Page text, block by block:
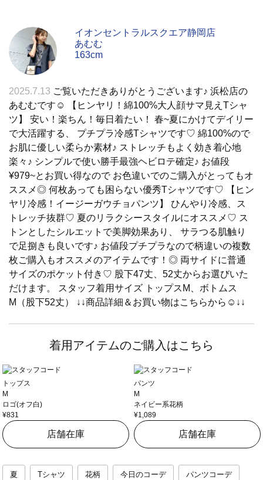
イオンセントラルスクエア静岡店
あむむ
163cm
2025.7.13 ご覧いただきありがとうございます♪ 浜松店の
あむむです☺︎︎ 【ヒンヤリ！綿100%大人顔サマ見えTシャ
ツ】 安い！楽ちん！毎日着たい！ 春~夏にかけてデイリー
で大活躍する、 プチプラ冷感Tシャツです♡ 綿100%ので
お肌に優しい柔らか素材♪ ストレッチもよく効き着心地
楽々♪ シンプルで使い勝手最強ヘビロテ確定♪ お値段
¥979~とお買い得なので お色違いでのご購入がとってもオ
ススメ◎ 何枚あっても困らない優秀Tシャツです♡ 【ヒン
ヤリ冷感！イージーガウチョパンツ】 ひんやり冷感、ス
トレッチ抜群♡ 夏のリラクシースタイルにオススメ♡ ス
トンとしたシルエットで美脚効果あり、 サラつる肌触り
で足捌きも良いです♪ お値段プチプラなので柄違いの複数
枚ご購入もオススメのアイテムです！◎ 両サイドに普通
サイズのポケット付き♡ 股下47丈、52丈からお選びいた
だけます。 スタッフ着用サイズ トップスM、ボトムス
M（股下52丈） ↓↓商品詳細＆お買い物はこちらから☺︎︎↓↓
着用アイテムのご購入はこちら
トップス
M
ロゴ(オフ白)
¥831
店舗在庫
パンツ
M
ネイビー系花柄
¥1,089
店舗在庫
夏 Tシャツ 花柄 今日のコーデ パンツコーデ